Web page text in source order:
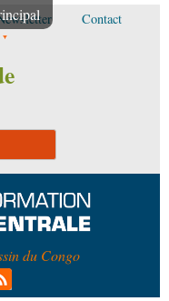
Contact
du Congo